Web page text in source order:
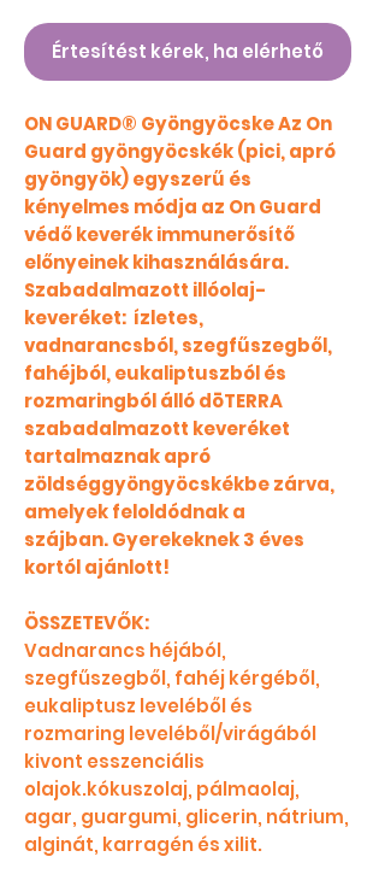
Értesítést kérek, ha elérhető
ON GUARD® Gyöngyöcske Az On
Guard gyöngyöcskék (pici, apró
gyöngyök) egyszerű és
kényelmes módja az On Guard
védő keverék immunerősítő
előnyeinek kihasználására.
Szabadalmazott illóolaj-
keveréket: ízletes,
vadnarancsból, szegfűszegből,
fahéjból, eukaliptuszból és
rozmaringból álló dōTERRA
szabadalmazott keveréket
tartalmaznak apró
zöldséggyöngyöcskékbe zárva,
amelyek feloldódnak a
szájban.Gyerekeknek 3 éves
kortól ajánlott!
ÖSSZETEVŐK:
Vadnarancs héjából,
szegfűszegből, fahéj kérgéből,
eukaliptusz leveléből és
rozmaring leveléből/virágából
kivont esszenciális
olajok.kókuszolaj, pálmaolaj,
agar, guargumi, glicerin, nátrium,
alginát, karragén és xilit.